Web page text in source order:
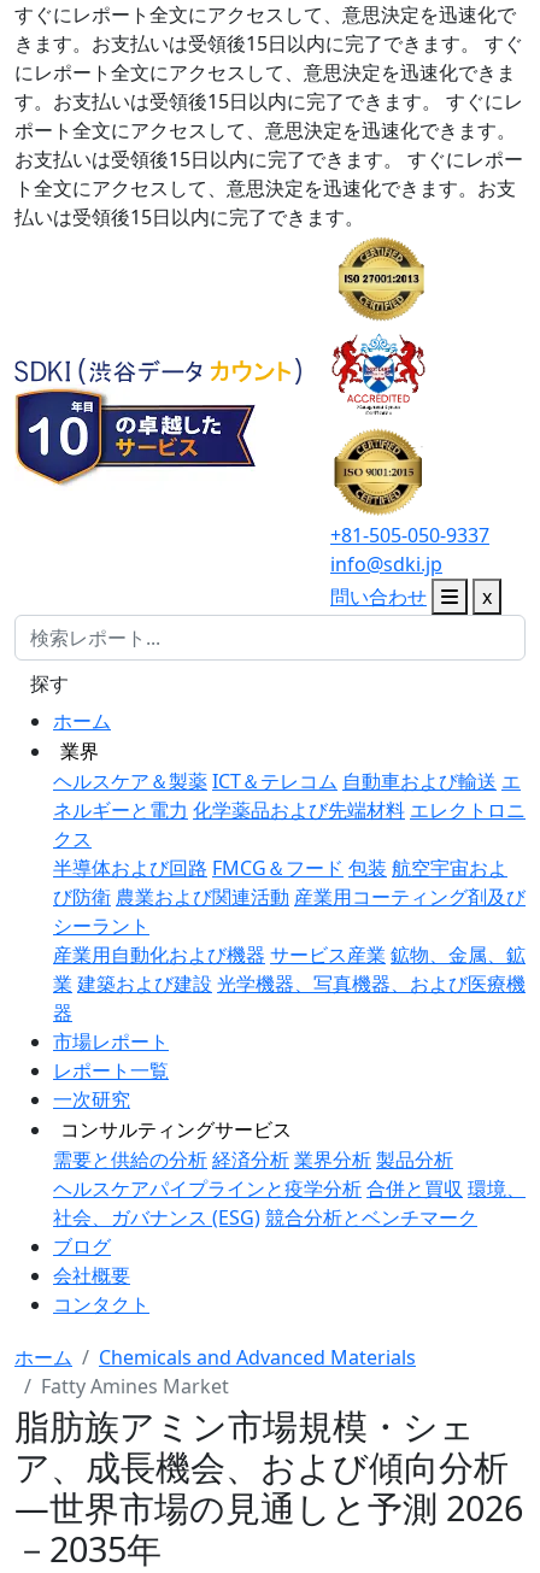
すぐにレポート全文にアクセスして、意思決定を迅速化で
きます。お支払いは受領後15日以内に完了できます。
すぐ
にレポート全文にアクセスして、意思決定を迅速化できま
す。お支払いは受領後15日以内に完了できます。
すぐにレ
ポート全文にアクセスして、意思決定を迅速化できます。
お支払いは受領後15日以内に完了できます。
すぐにレポー
ト全文にアクセスして、意思決定を迅速化できます。お支
払いは受領後15日以内に完了できます。
+81-505-050-9337
info@sdki.jp
問い合わせ
x
ホーム
業界
ヘルスケア＆製薬ICT＆テレコム 自動車および輸送 エ
ネルギーと電力 化学薬品および先端材料 エレクトロニ
クス
半導体および回路 FMCG＆フード 包装 航空宇宙およ
び防衛 農業および関連活動 産業用コーティング剤及び
シーラント
産業用自動化および機器 サービス産業 鉱物、金属、鉱
業 建築および建設 光学機器、写真機器、および医療機
器
市場レポート
レポート一覧
一次研究
コンサルティングサービス
需要と供給の分析経済分析業界分析製品分析
ヘルスケアパイプラインと疫学分析合併と買収 環境、
社会、ガバナンス (ESG)競合分析とベンチマーク
ブログ
会社概要
コンタクト
探す
ホーム
Chemicals and Advanced Materials
Fatty Amines Market
脂肪族アミン市場規模・シェ
ア、成長機会、および傾向分析
―世界市場の見通しと予測 2026
－2035年